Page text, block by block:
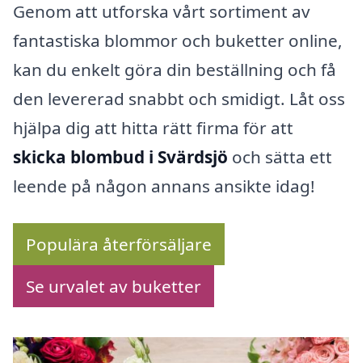
Genom att utforska vårt sortiment av
fantastiska blommor och buketter online,
kan du enkelt göra din beställning och få
den levererad snabbt och smidigt. Låt oss
hjälpa dig att hitta rätt firma för att
skicka blombud i Svärdsjö och sätta ett
leende på någon annans ansikte idag!
Populära återförsäljare
Se urvalet av buketter